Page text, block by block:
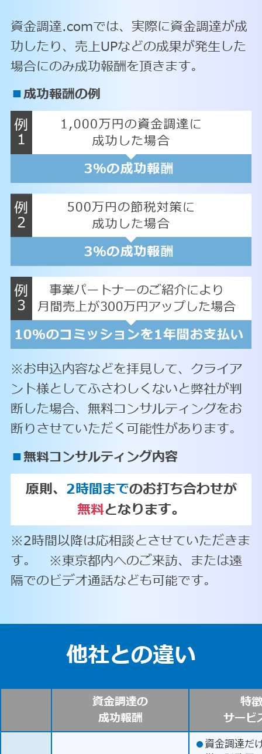
資金調達.comでは、実際に資金調達が成
功したり、売上UPなどの成果が発生した
場合にのみ成功報酬を頂きます。
■成功報酬の例
※お申込内容などを拝見して、クライア
ント様としてふさわしくないと弊社が判
断した場合、無料コンサルティングをお
断りさせていただく可能性があります。
■無料コンサルティング内容
原則、 2時間までのお打ち合わせが
無料となります。
※2時間以降は応相談とさせていただきま
す。 ※東京都内へのご来訪、または遠
隔でのビデオ通話なども可能です。
他社との違い
資金調達の
成功報酬
特
サービ
●資金調達だ